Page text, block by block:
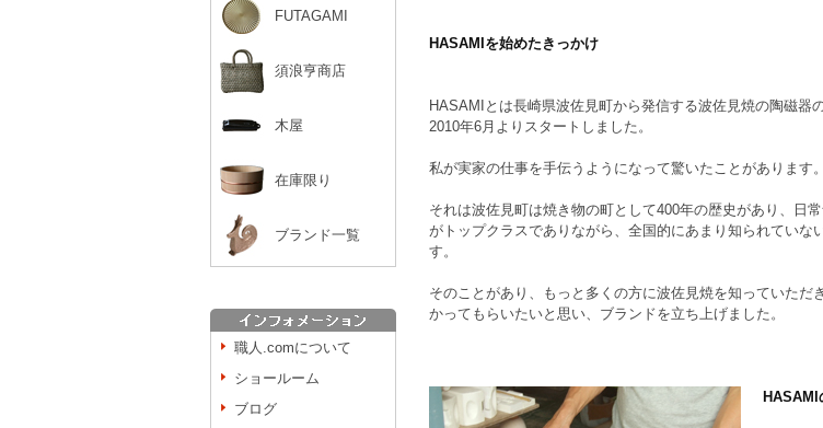
FUTAGAMI
須浪亨商店
木屋
在庫限り
ブランド一覧
職人.comについて
ショールーム
ブログ
HASAMIを始めたきっかけ
HASAMIとは長崎県波佐見町から発信する波佐見焼の陶磁器
2010年6月よりスタートしました。
私が実家の仕事を手伝うようになって驚いたことがあります。
それは波佐見町は焼き物の町として400年の歴史があり、日
がトップクラスでありながら、全国的にあまり知られていな
す。
そのことがあり、もっと多くの方に波佐見焼を知っていた
かってもらいたいと思い、ブランドを立ち上げました。
HASAMI